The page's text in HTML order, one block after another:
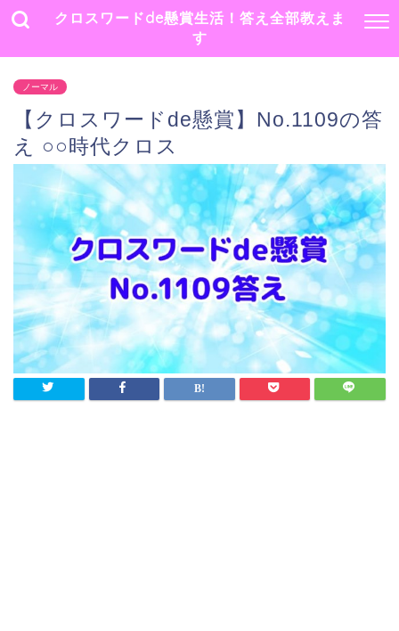
クロスワードde懸賞生活！答え全部教えま
す
ノーマル
【クロスワードde懸賞】No.1109の答
え ○○時代クロス